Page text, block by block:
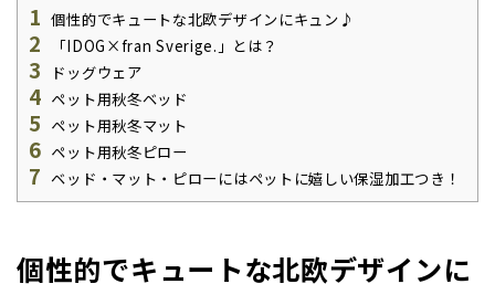
1 個性的でキュートな北欧デザインにキュン♪
2 「IDOG×fran Sverige.」とは？
3 ドッグウェア
4 ペット用秋冬ベッド
5 ペット用秋冬マット
6 ペット用秋冬ピロー
7 ベッド・マット・ピローにはペットに嬉しい保湿加工つき！
個性的でキュートな北欧デザインに